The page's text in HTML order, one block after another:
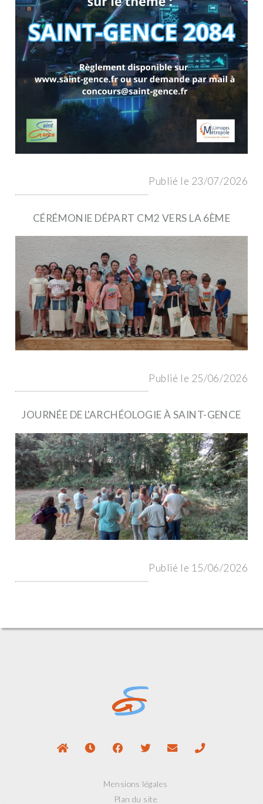
Publié le 23/07/2026
CÉRÉMONIE DÉPART CM2 VERS LA 6ÈME
Publié le 25/06/2026
JOURNÉE DE L'ARCHÉOLOGIE À SAINT-GENCE
Publié le 15/06/2026
Mensions légales
Plan du site